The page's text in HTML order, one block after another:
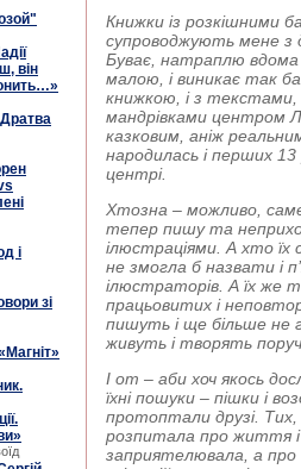
він
і
зі
Книжки із розкішними
супроводжують мене з
Буває, натраплю вдома
малою, і виникає так
книжкою, і з текстами,
мандрівками центром
казковим, аніж
народилась і перших
центрі.
Хтозна – можливо,
тепер пишу та
ілюстраціями. А хто
не змогла б назвати і
ілюстраторів. А їх же
працьовитих і
пишуть і ще більше
живуть і творять
І от – аби хоч якось
їхні пошуки – пішки і
протоптали друзі.
розпитала про життя і
заприятелювала, а про